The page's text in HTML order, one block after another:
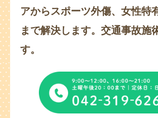
アからスポーツ外傷、 女性特
まで解決します。 交通事故施
す。